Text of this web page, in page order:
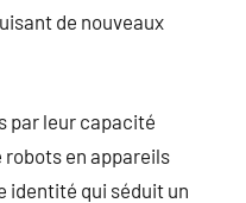
de nouveaux
par leur capacité
en appareils
identité qui séduit un